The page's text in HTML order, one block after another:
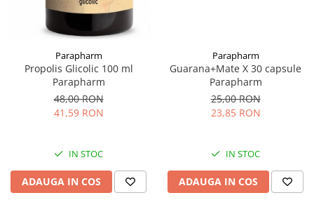
Parapharm
Propolis Glicolic 100 ml
Parapharm
48,00 RON
41,59 RON
IN STOC
ADAUGA IN COS
Parapharm
Guarana+Mate X 30 capsule
Parapharm
25,00 RON
23,85 RON
IN STOC
ADAUGA IN COS